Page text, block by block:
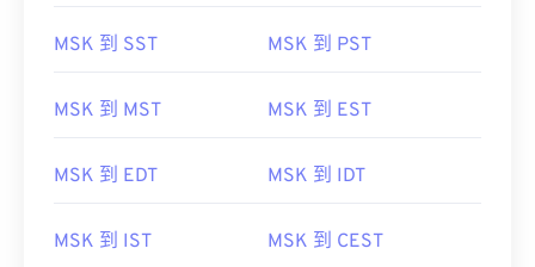
MSK 到 SST MSK 到 PST
MSK 到 MST MSK 到 EST
MSK 到 EDT MSK 到 IDT
MSK 到 IST MSK 到 CEST